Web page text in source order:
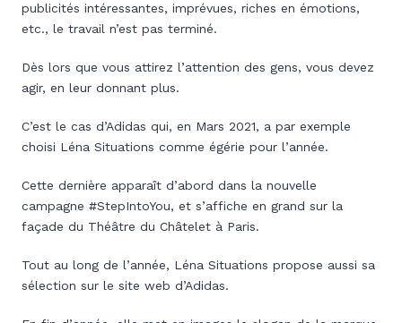
publicités intéressantes, imprévues, riches en émotions,
etc., le travail n’est pas terminé.
Dès lors que vous attirez l’attention des gens, vous devez
agir, en leur donnant plus.
C’est le cas d’Adidas qui, en Mars 2021, a par exemple
choisi Léna Situations comme égérie pour l’année.
Cette dernière apparaît d’abord dans la nouvelle
campagne #StepIntoYou, et s’affiche en grand sur la
façade du Théâtre du Châtelet à Paris.
Tout au long de l’année, Léna Situations propose aussi sa
sélection sur le site web d’Adidas.